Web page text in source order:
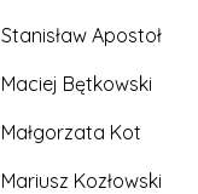
Stanisław Apostoł
Maciej Bętkowski
Małgorzata Kot
Mariusz Kozłowski